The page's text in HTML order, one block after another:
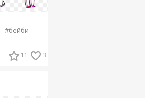
#бейби
11 3